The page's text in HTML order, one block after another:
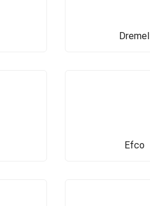
Dremel
Efco